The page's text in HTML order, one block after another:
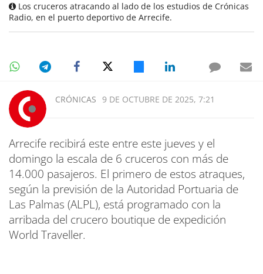
Los cruceros atracando al lado de los estudios de Crónicas
Radio, en el puerto deportivo de Arrecife.
CRÓNICAS 9 DE OCTUBRE DE 2025, 7:21
Arrecife recibirá este entre este jueves y el
domingo la escala de 6 cruceros con más de
14.000 pasajeros. El primero de estos atraques,
según la previsión de la Autoridad Portuaria de
Las Palmas (ALPL), está programado con la
arribada del crucero boutique de expedición
World Traveller.